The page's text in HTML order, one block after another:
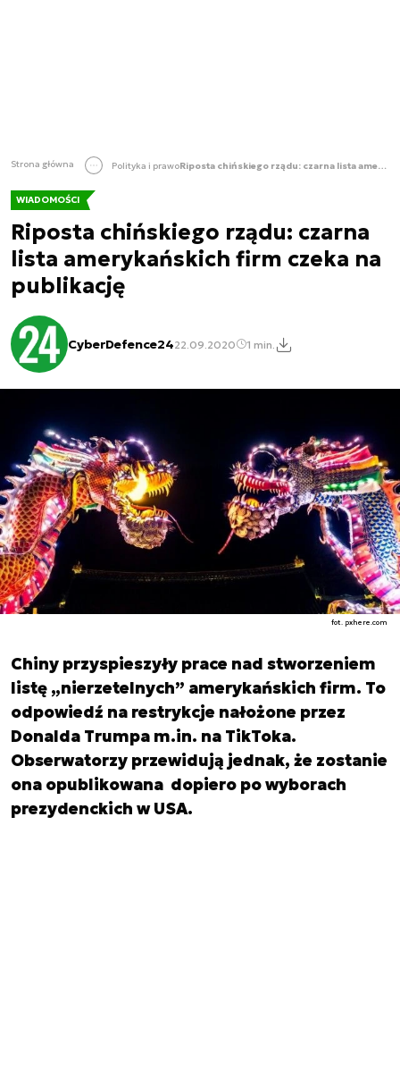
Strona główna Polityka i prawo Riposta chińskiego rządu: czarna lista amerykańskich firm czeka na publikację
WIADOMOŚCI
Riposta chińskiego rządu: czarna
lista amerykańskich firm czeka na
publikację
CyberDefence2422.09.2020 1 min.
fot. pxhere.com
Chiny przyspieszyły prace nad stworzeniem
listę „nierzetelnych” amerykańskich firm. To
odpowiedź na restrykcje nałożone przez
Donalda Trumpa m.in. na TikToka.
Obserwatorzy przewidują jednak, że zostanie
ona opublikowana dopiero po wyborach
prezydenckich w USA.